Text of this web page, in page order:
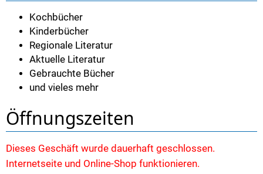
Kochbücher
Kinderbücher
Regionale Literatur
Aktuelle Literatur
Gebrauchte Bücher
und vieles mehr
Öffnungszeiten
Dieses Geschäft wurde dauerhaft geschlossen.
Internetseite und Online-Shop funktionieren.